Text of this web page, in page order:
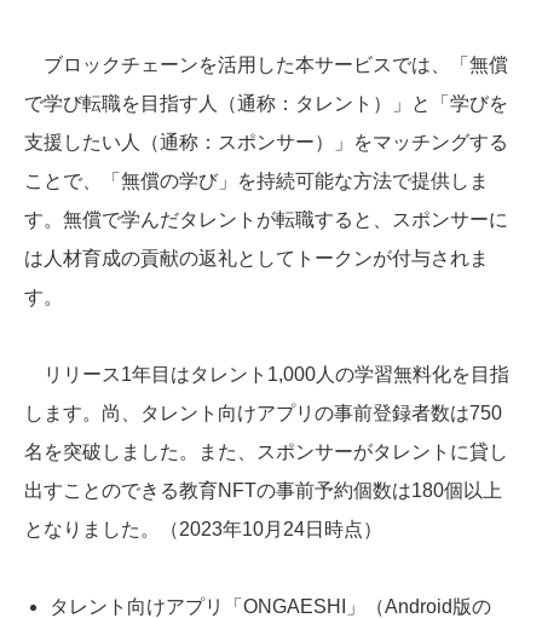
ブロックチェーンを活用した本サービスでは、「無償
で学び転職を目指す人（通称：タレント）」と「学びを
支援したい人（通称：スポンサー）」をマッチングする
ことで、「無償の学び」を持続可能な方法で提供しま
す。無償で学んだタレントが転職すると、スポンサーに
は人材育成の貢献の返礼としてトークンが付与されま
す。
リリース1年目はタレント1,000人の学習無料化を目指
します。尚、タレント向けアプリの事前登録者数は750
名を突破しました。また、スポンサーがタレントに貸し
出すことのできる教育NFTの事前予約個数は180個以上
となりました。（2023年10月24日時点）
タレント向けアプリ「ONGAESHI」（Android版の